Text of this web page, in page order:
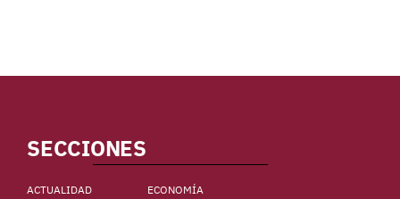
SECCIONES
ACTUALIDAD
ECONOMÍA